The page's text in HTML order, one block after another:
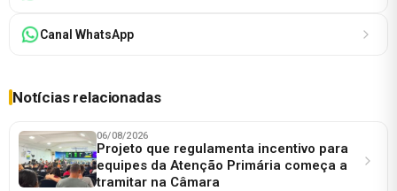
Canal WhatsApp
Notícias relacionadas
06/08/2026
Projeto que regulamenta incentivo para
equipes da Atenção Primária começa a
tramitar na Câmara